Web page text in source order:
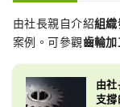
由社長親自介紹組
案例。可參觀齒輪
由
支